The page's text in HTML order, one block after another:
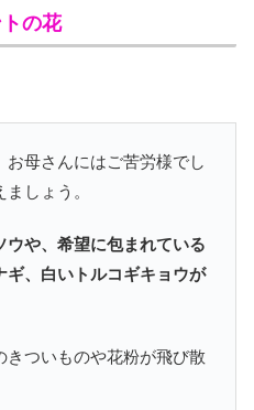
の花
母さんにはご苦労様でし
しょう。
や、希望に包まれている
ギ、白いトルコギキョウが
きついものや花粉が飛び散